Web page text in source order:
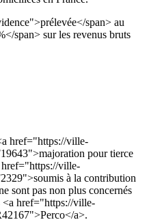
span> au
span> sur les revenus bruts
href="https://ville-
pour tierce
href="https://ville-
à la contribution
sont pas non plus concernés
<a href="https://ville-
a>.